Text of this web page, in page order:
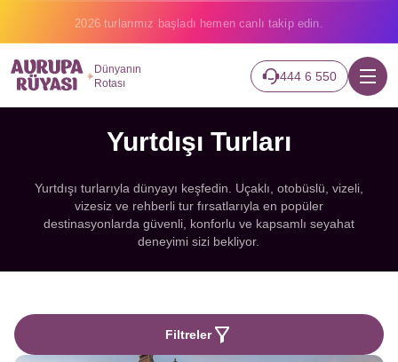
Binlerce gezginin hayali gerçek oluyor.
Dünyanın
Rotası
444 6 550
Yurtdışı Turları
Yurtdışı turlarıyla dünyayı keşfedin. Uçaklı, otobüslü, vizeli,
vizesiz ve rehberli tur fırsatlarıyla en popüler
destinasyonlarda güvenli, konforlu ve kapsamlı seyahat
deneyimi sizi bekliyor.
Filtreler